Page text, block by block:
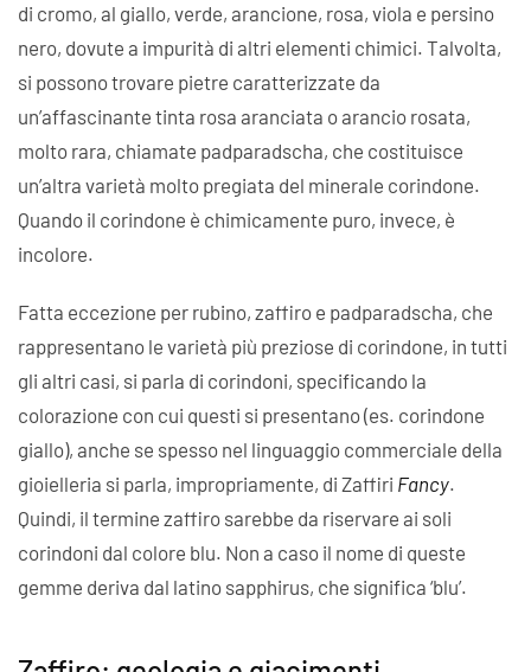
di cromo, al giallo, verde, arancione, rosa, viola e persino
nero, dovute a impurità di altri elementi chimici. Talvolta,
si possono trovare pietre caratterizzate da
un’affascinante tinta rosa aranciata o arancio rosata,
molto rara, chiamate padparadscha, che costituisce
un’altra varietà molto pregiata del minerale corindone.
Quando il corindone è chimicamente puro, invece, è
incolore.
Fatta eccezione per rubino, zaffiro e padparadscha, che
rappresentano le varietà più preziose di corindone, in tutti
gli altri casi, si parla di corindoni, specificando la
colorazione con cui questi si presentano (es. corindone
giallo), anche se spesso nel linguaggio commerciale della
gioielleria si parla, impropriamente, di Zaffiri Fancy.
Quindi, il termine zaffiro sarebbe da riservare ai soli
corindoni dal colore blu. Non a caso il nome di queste
gemme deriva dal latino sapphirus, che significa ‘blu’.